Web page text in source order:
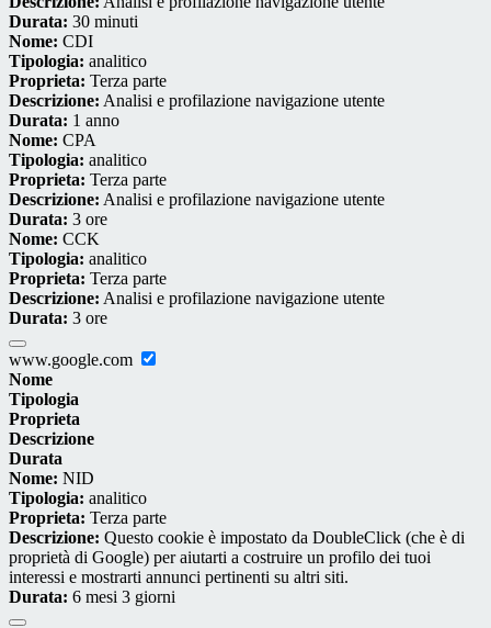
Durata: 30 minuti
Nome: CDI
Tipologia: analitico
Proprieta: Terza parte
Descrizione: Analisi e profilazione navigazione utente
Durata: 1 anno
Nome: CPA
Tipologia: analitico
Proprieta: Terza parte
Descrizione: Analisi e profilazione navigazione utente
Durata: 3 ore
Nome: CCK
Tipologia: analitico
Proprieta: Terza parte
Descrizione: Analisi e profilazione navigazione utente
Durata: 3 ore
www.google.com
Nome
Tipologia
Proprieta
Descrizione
Durata
Nome: NID
Tipologia: analitico
Proprieta: Terza parte
Descrizione: Questo cookie è impostato da DoubleClick (che è di
proprietà di Google) per aiutarti a costruire un profilo dei tuoi
interessi e mostrarti annunci pertinenti su altri siti.
Durata: 6 mesi 3 giorni